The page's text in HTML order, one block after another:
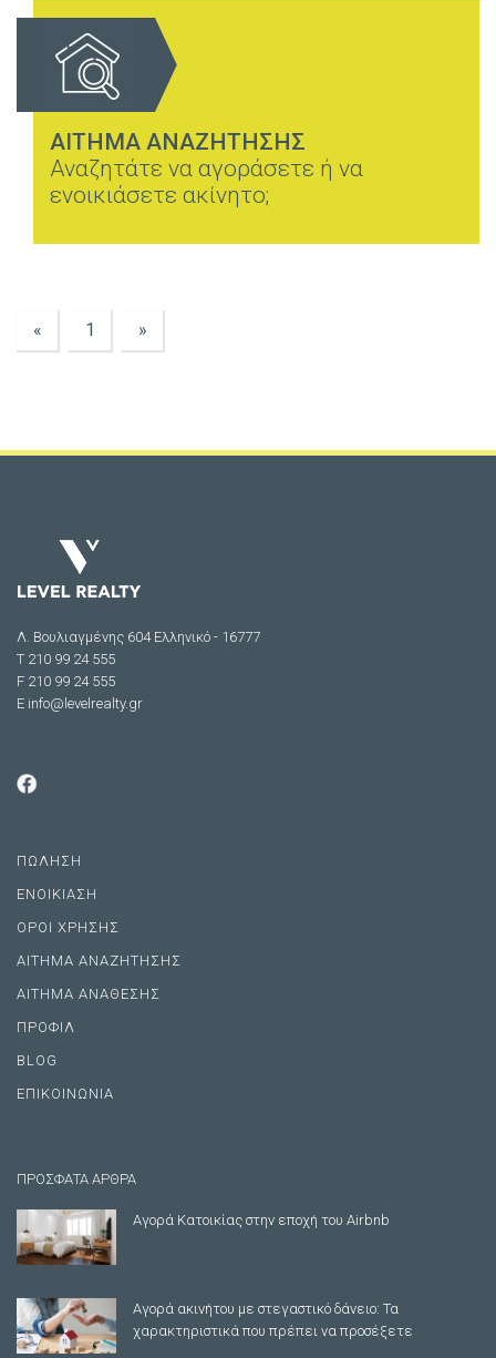
ΑΙΤΗΜΑ ΑΝΑΖΗΤΗΣΗΣ
Αναζητάτε να αγοράσετε ή να
ενοικιάσετε ακίνητο;
« 1 »
Λ. Βουλιαγμένης 604 Ελληνικό - 16777
Τ 210 99 24 555
F 210 99 24 555
E info@levelrealty.gr
ΠΩΛΗΣΗ
ΕΝΟΙΚΙΑΣΗ
ΟΡΟΙ ΧΡΗΣΗΣ
ΑΙΤΗΜΑ ΑΝΑΖΗΤΗΣΗΣ
ΑΙΤΗΜΑ ΑΝΑΘΕΣΗΣ
ΠΡΟΦΙΛ
BLOG
ΕΠΙΚΟΙΝΩΝΙΑ
ΠΡΟΣΦΑΤΑ ΑΡΘΡΑ
Αγορά Κατοικίας στην εποχή του Airbnb
Αγορά ακινήτου με στεγαστικό δάνειο: Τα
χαρακτηριστικά που πρέπει να προσέξετε